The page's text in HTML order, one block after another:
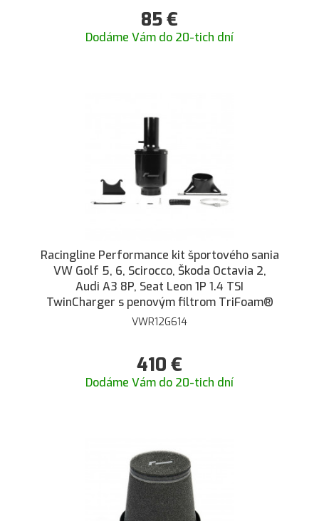
85€
Dodáme Vám do 20-tich dní
Racingline Performance kit športového sania
VW Golf 5, 6, Scirocco, Škoda Octavia 2,
Audi A3 8P, Seat Leon 1P 1.4 TSI
TwinCharger s penovým filtrom TriFoam®
VWR12G614
410 €
Dodáme Vám do 20-tich dní